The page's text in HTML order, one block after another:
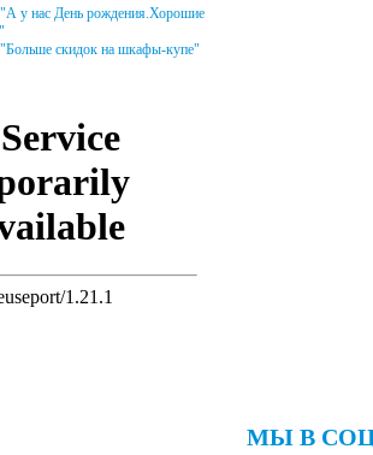
у нас День рождения.Хорошие
скидок на шкафы-купе"
МЫ В